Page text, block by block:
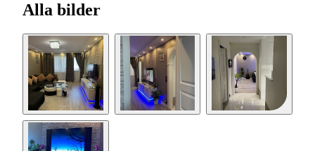
Alla bilder